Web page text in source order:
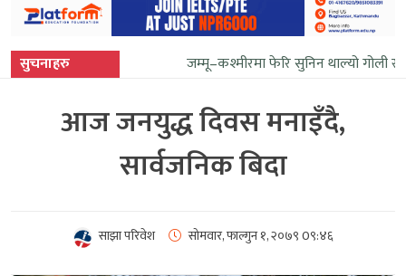
सुचनाहरु जम्मू–कश्मीरमा फेरि सुनिन थाल्यो गोली र
आज जनयुद्ध दिवस मनाइँदै,
सार्वजनिक बिदा
साझा परिवेश सोमवार, फाल्गुन १, २०७९0९:४६